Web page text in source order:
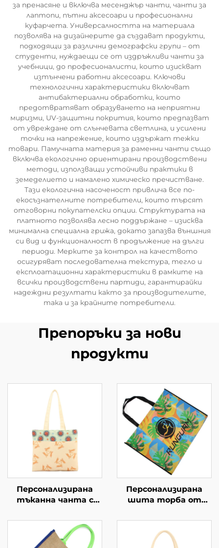
за пренасяне и включва месенджър чанти, чанти за
лаптопи, пътни аксесоари и професионални
куфарчета. Универсалността на материала
позволява на дизайнерите да създават продукти,
подходящи за различни демографски групи – от
студенти, нуждаещи се от издръжливи чанти за
учебници, до професионалисти, които изискват
изтънчени работни аксесоари. Ключови
технологични характеристики включват
антибактериални обработки, които
предотвратяват образуването на неприятни
миризми, UV-защитни покрития, които предпазват
от увреждане от слънчевата светлина, и усилени
точки на напрежение, които издържат тежки
товари. Памучната материя за раменни чанти също
включва екологично ориентирани производствени
методи, използващи устойчиви практики в
земеделието и намалено химическо пречистване.
Тази екологична насоченост привлича все по-
екосъзнателните потребители, които търсят
отговорни покупателски опции. Структурата на
платното позволява лесно поддържане – изисква
минимална специална грижа, докато запазва външния
си вид и функционалност в продължение на дълги
периоди. Мерките за контрол на качеството
осигуряват последователна текстура, тегло и
експлоатационни характеристики в рамките на
всички производствени партиди, гарантирайки
надеждни резултати както за производителите,
така и за крайните потребители.
Препоръки за нови
продукти
Персонализирана
тъканна чанта с
и цветя – уникално
художествено
подаръчно решение
Персонализирана
шита торба от
ярък тропически
графичен мотив –
забележителен